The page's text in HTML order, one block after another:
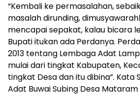
“Kembali ke permasalahan,
masalah dirunding,
mencapai sepakat, kalau bicara
Bupati itukan ada Perdanya.
2013 tentang Lembaga Adat
mulai dari tingkat Kabupaten,
tingkat Desa dan itu dibina”. Kata
Adat Buwai Subing Desa Mataram